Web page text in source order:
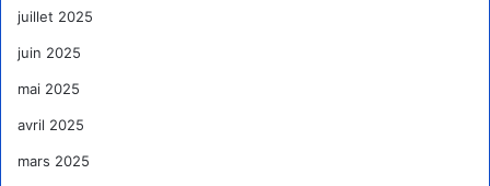
juillet 2025
juin 2025
mai 2025
avril 2025
mars 2025